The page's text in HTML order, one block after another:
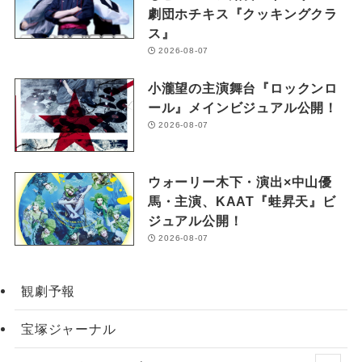
劇団ホチキス『クッキングクラ
ス』
2026-08-07
小瀧望の主演舞台『ロックンロ
ール』メインビジュアル公開！
2026-08-07
ウォーリー木下・演出×中山優
馬・主演、KAAT『蛙昇天』ビ
ジュアル公開！
2026-08-07
観劇予報
宝塚ジャーナル